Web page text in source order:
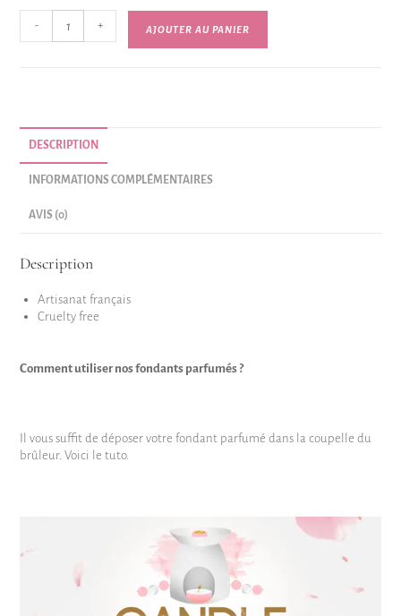
- + AJOUTER AU PANIER
DESCRIPTION
INFORMATIONS COMPLÉMENTAIRES
AVIS (0)
Description
Artisanat français
Cruelty free
Comment utiliser nos fondants parfumés ?
Il vous suffit de déposer votre fondant parfumé dans la coupelle du
brûleur. Voici le tuto.